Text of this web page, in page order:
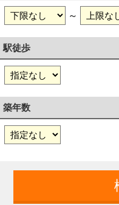
～
駅徒歩
築年数